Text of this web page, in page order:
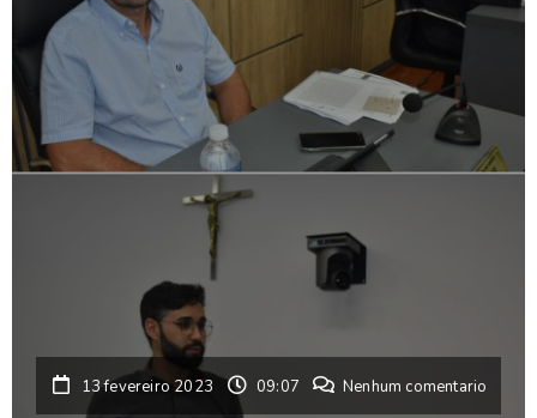
13 fevereiro 2023 09:07 Nenhum comentario